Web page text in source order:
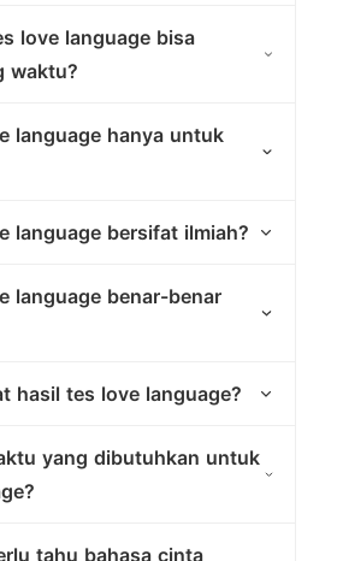
love language bisa
waktu?
language hanya untuk
language bersifat ilmiah?
language benar-benar
hasil tes love language?
yang dibutuhkan untuk
tahu bahasa cinta